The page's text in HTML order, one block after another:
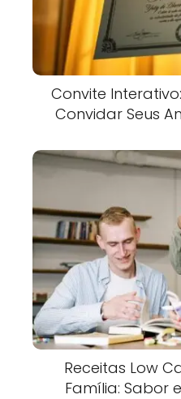
Convite
Convidar Seus
Receitas Low
Família: Sabor